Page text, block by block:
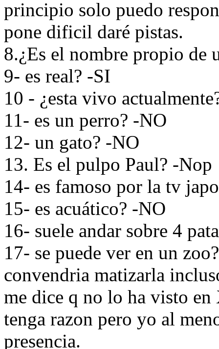
principio solo puedo
pone dificil daré pistas.
8.¿Es el nombre propio de
9- es real? -SI
10 - ¿esta vivo
11- es un perro? -NO
12- un gato? -NO
13. Es el pulpo Paul? -Nop
14- es famoso por la tv
15- es acuático? -NO
16- suele andar sobre 4
17- se puede ver en un
convendria matizarla
me dice q no lo ha visto en
tenga razon pero yo al
presencia.